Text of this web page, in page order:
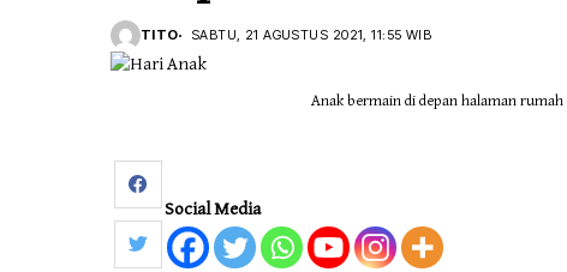
Otomotif & Tekno
TITO SABTU, 21 AGUSTUS 2021, 11:55 WIB
Anak bermain di depan halaman
Social Media